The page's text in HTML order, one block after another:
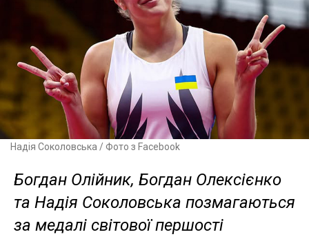
Надія Соколовська / Фото з Facebook
Богдан Олійник, Богдан Олексієнко
та Надія Соколовська позмагаються
за медалі світової першості